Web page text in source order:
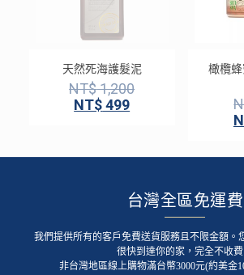
天然死海護髮泥
NT$1,200
NT$499
橄欖
台灣全區免運費
我們提供所有的客戶免費送貨服務且不限金額。
很快到達你的家，完全不收費
非台灣地區線上購物滿台幣3000元(約美金